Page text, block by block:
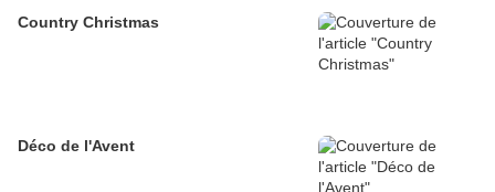
Country Christmas
Déco de l'Avent